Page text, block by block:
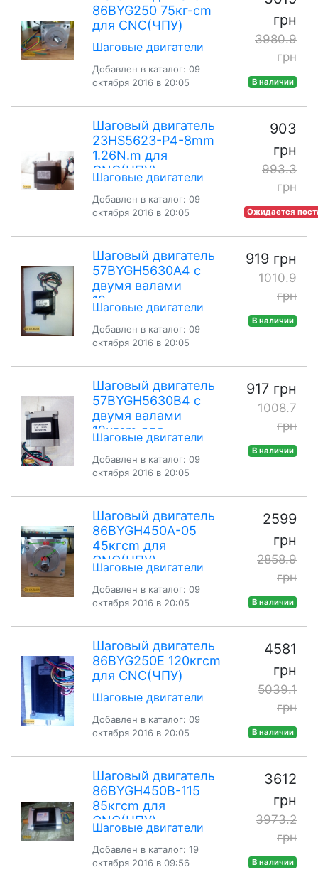
86BYG250 75кг-cm
для CNC(ЧПУ)
Шаговые двигатели
Добавлен в каталог: 09
октября 2016 в 20:05
грн
3980.9
грн
В наличии
Шаговый двигатель
23HS5623-P4-8mm
1.26N.m для
CNC(ЧПУ)
Шаговые двигатели
Добавлен в каталог: 09
октября 2016 в 20:05
903
грн
993.3
грн
Ожидается
Шаговый двигатель
57BYGH5630A4 с
двумя валами
12кгcm для
CNC(ЧПУ)
Шаговые двигатели
Добавлен в каталог: 09
октября 2016 в 20:05
919 грн
1010.9
грн
В наличии
Шаговый двигатель
57BYGН5630В4 с
двумя валами
12кгcm для
CNC(ЧПУ)
Шаговые двигатели
Добавлен в каталог: 09
октября 2016 в 20:05
917 грн
1008.7
грн
В наличии
Шаговый двигатель
86BYGH450A-05
45кгcm для
CNC(ЧПУ)
Шаговые двигатели
Добавлен в каталог: 09
октября 2016 в 20:05
2599
грн
2858.9
грн
В наличии
Шаговый двигатель
86BYG250E 120кгcm
для CNC(ЧПУ)
Шаговые двигатели
Добавлен в каталог: 09
октября 2016 в 20:05
4581
грн
5039.1
грн
В наличии
Шаговый двигатель
86BYGH450B-115
85кгcm для
CNC(ЧПУ)
Шаговые двигатели
Добавлен в каталог: 19
октября 2016 в 09:56
3612
грн
3973.2
грн
В наличии